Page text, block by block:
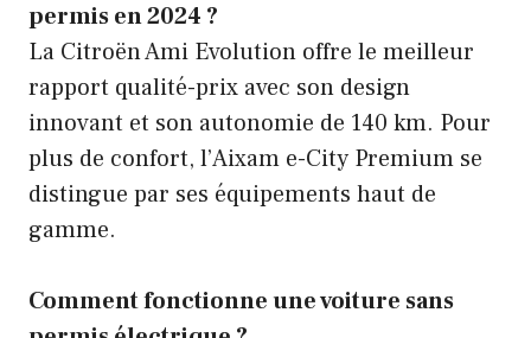
permis en 2024 ?
La Citroën Ami Evolution offre le meilleur
rapport qualité-prix avec son design
innovant et son autonomie de 140 km. Pour
plus de confort, l’Aixam e-City Premium se
distingue par ses équipements haut de
gamme.
Comment fonctionne une voiture sans